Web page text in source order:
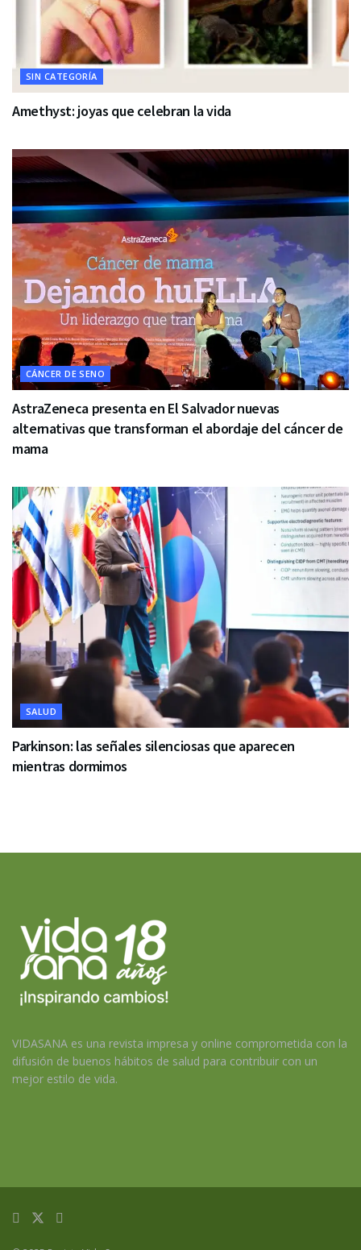
SIN CATEGORÍA
Amethyst: joyas que celebran la vida
CÁNCER DE SENO
AstraZeneca presenta en El Salvador nuevas
alternativas que transforman el abordaje del cáncer de
mama
SALUD
Parkinson: las señales silenciosas que aparecen
mientras dormimos
VIDASANA es una revista impresa y online comprometida con la
difusión de buenos hábitos de salud para contribuir con un
mejor estilo de vida.